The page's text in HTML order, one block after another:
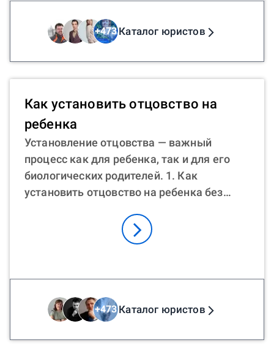
+473Каталог юристов
Как установить отцовство на
ребенка
Установление отцовства — важный
процесс как для ребенка, так и для его
биологических родителей. 1. Как
установить отцовство на ребенка без
официальном браке, можно подать
совместное заявление в ЗАГС. 2. Как
через суд, если отец умер. Могут
потребоваться генетические тесты с ДНК
родственников умершего. 3. Как отцу
+473Каталог юристов